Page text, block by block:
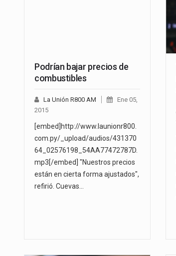
Podrían bajar precios de
combustibles
La Unión R800 AM
Ene 05,
2015
[embed]http://www.launionr800.
com.py/_upload/audios/431370
64_02576198_54AA77472787D.
mp3[/embed] "Nuestros precios
están en cierta forma ajustados",
refirió. Cuevas…